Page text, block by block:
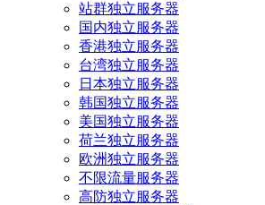
站群独立服务器
国内独立服务器
香港独立服务器
台湾独立服务器
日本独立服务器
韩国独立服务器
美国独立服务器
荷兰独立服务器
欧洲独立服务器
不限流量服务器
高防独立服务器